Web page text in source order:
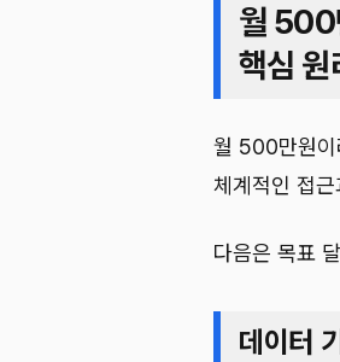
월 500
핵심 원
월 500만원이
체계적인 접
다음은 목표
데이터